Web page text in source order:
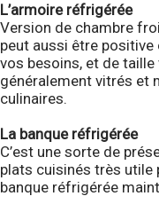
L’armoire réfrigérée
Version de chambre
peut aussi être positive
vos besoins, et de
généralement vitrés et
culinaires.
La banque réfrigérée
C’est une sorte de
plats cuisinés très utile
banque réfrigérée